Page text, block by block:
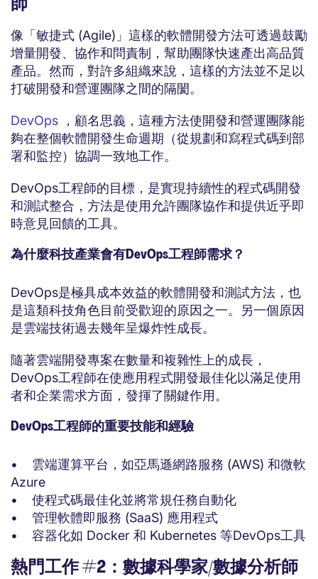
像「敏捷式 (Agile)」這樣的軟體開發方法可透過鼓勵
增量開發、協作和問責制，幫助團隊快速產出高品質
產品。然而，對許多組織來說，這樣的方法並不足以
打破開發和營運團隊之間的隔閡。
DevOps ，顧名思義，這種方法使開發和營運團隊能
夠在整個軟體開發生命週期（從規劃和寫程式碼到部
署和監控）協調一致地工作。
DevOps工程師的目標，是實現持續性的程式碼開發
和測試整合，方法是使用允許團隊協作和提供近乎即
時意見回饋的工具。
為什麼科技產業會有DevOps工程師需求？
DevOps是極具成本效益的軟體開發和測試方法，也
是這類科技角色目前受歡迎的原因之一。另一個原因
是雲端技術過去幾年呈爆炸性成長。
隨著雲端開發專案在數量和複雜性上的成長，
DevOps工程師在使應用程式開發最佳化以滿足使用
者和企業需求方面，發揮了關鍵作用。
DevOps工程師的重要技能和經驗
• 雲端運算平台，如亞馬遜網路服務 (AWS) 和微軟
Azure
• 使程式碼最佳化並將常規任務自動化
• 管理軟體即服務 (SaaS) 應用程式
• 容器化如 Docker 和 Kubernetes 等DevOps工具
熱門工作 #2：數據科學家/數據分析師